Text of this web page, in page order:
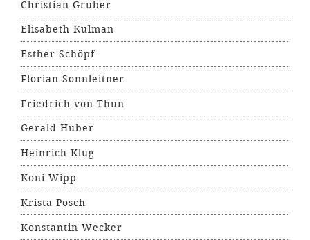
Christian Gruber
Elisabeth Kulman
Esther Schöpf
Florian Sonnleitner
Friedrich von Thun
Gerald Huber
Heinrich Klug
Koni Wipp
Krista Posch
Konstantin Wecker